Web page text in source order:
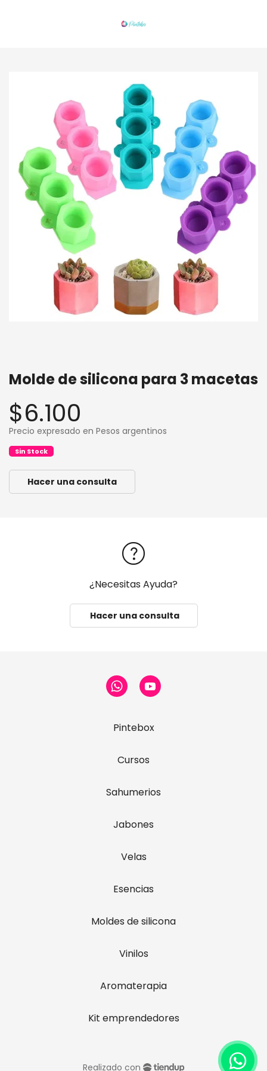
Molde de silicona para 3 macetas
$6.100
Precio expresado en Pesos argentinos
Sin Stock
Hacer una consulta
¿Necesitas Ayuda?
Hacer una consulta
Pintebox
Cursos
Sahumerios
Jabones
Velas
Esencias
Moldes de silicona
Vinilos
Aromaterapia
Kit emprendedores
Realizado con